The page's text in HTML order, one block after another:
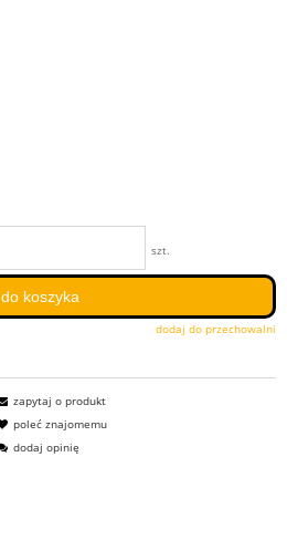
szt.
do koszyka
dodaj do przechowalni
zapytaj o produkt
poleć znajomemu
dodaj opinię